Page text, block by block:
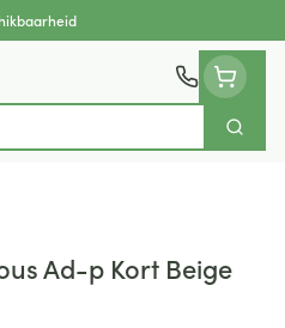
Zoek
Ad-p Kort Beige